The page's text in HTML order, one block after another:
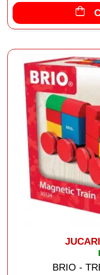
BRIO -